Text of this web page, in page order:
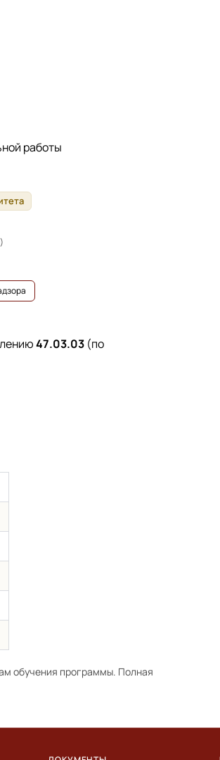
работы
47.03.03 (по
обучения программы. Полная